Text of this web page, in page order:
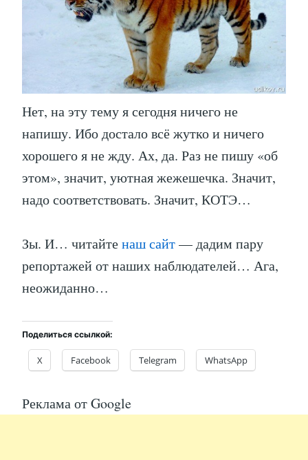
Нет, на эту тему я сегодня ничего не
напишу. Ибо достало всё жутко и ничего
хорошего я не жду. Ах, да. Раз не пишу «об
этом», значит, уютная жежешечка. Значит,
надо соответствовать. Значит, КОТЭ…
Зы. И… читайтенаш сайт— дадим пару
репортажей от наших наблюдателей… Ага,
неожиданно…
Поделиться ссылкой:
X Facebook Telegram WhatsApp
Реклама от Google